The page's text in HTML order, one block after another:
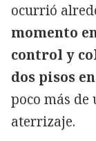
ocurrió
momento
control y
dos pisos
poco más
aterrizaje.